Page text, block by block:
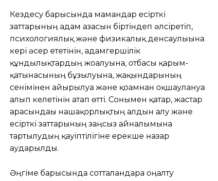
Кездесу барысында мамандар есірткі
заттарының адам ағзасын біртіндеп әлсіретіп,
психологиялық және физикалық денсаулығына
кері әсер ететінін, адамгершілік
құндылықтардың жоғалуына, отбасы қарым-
қатынасының бұзылуына, жақындарының
сенімінен айырылуға және қоғамнан оқшаулануға
алып келетінін атап өтті. Сонымен қатар, жастар
арасындағы нашақорлықтың алдын алу және
есірткі заттарының заңсыз айналымына
тартылудың қауіптілігіне ерекше назар
аударылды.
Әңгіме барысында сотталғандарға оңалту